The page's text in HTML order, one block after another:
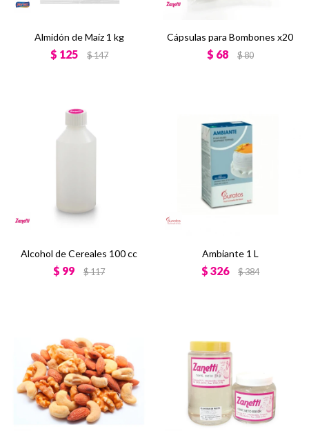
Almidón de Maíz 1 kg
$ 125 $147
Cápsulas para Bombones x20
$ 68 $80
Alcohol de Cereales 100 cc
$ 99 $117
Ambiante 1 L
$ 326 $384